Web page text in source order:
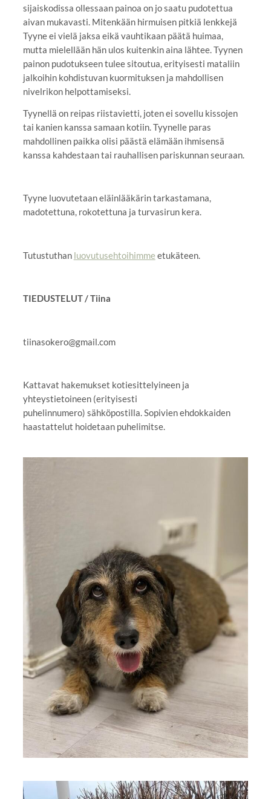
sijaiskodissa ollessaan painoa on jo saatu pudotettua
aivan mukavasti. Mitenkään hirmuisen pitkiä lenkkejä
Tyyne ei vielä jaksa eikä vauhtikaan päätä huimaa,
mutta mielellään hän ulos kuitenkin aina lähtee. Tyynen
painon pudotukseen tulee sitoutua, erityisesti mataliin
jalkoihin kohdistuvan kuormituksen ja mahdollisen
nivelrikon helpottamiseksi.
Tyynellä on reipas riistavietti, joten ei sovellu kissojen
tai kanien kanssa samaan kotiin. Tyynelle paras
mahdollinen paikka olisi päästä elämään ihmisensä
kanssa kahdestaan tai rauhallisen pariskunnan seuraan.
Tyyne luovutetaan eläinlääkärin tarkastamana,
madotettuna, rokotettuna ja turvasirun kera.
Tutustuthan luovutusehtoihimme etukäteen.
TIEDUSTELUT / Tiina
tiinasokero@gmail.com
Kattavat hakemukset kotiesittelyineen ja
yhteystietoineen (erityisesti
puhelinnumero) sähköpostilla. Sopivien ehdokkaiden
haastattelut hoidetaan puhelimitse.